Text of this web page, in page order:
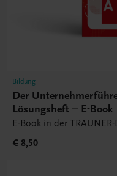
Bildung
Der
Lösungsheft – E-Book
E-Book in der
€ 8,50